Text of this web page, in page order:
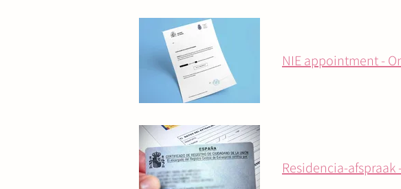
NIE appointment -
Residencia-afspraak